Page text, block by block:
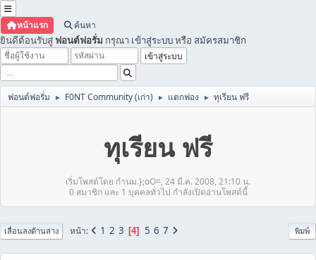
หน้าแรก ค้นหา
ยินดีต้อนรับสู่ ฟอนต์ฟอรั่ม กรุณา เข้าสู่ระบบหรือ สมัครสมาชิก
ฟอนต์ฟอรั่ม ► F0NT Community (เก่า) ► แตกฟอง ► ทุเรียน ฟรี
ทุเรียน ฟรี
เริ่มโพสต์โดย กำนม.};oO=, 24 มี.ค. 2008, 21:10 น.
0 สมาชิก และ 1 บุคคลทั่วไป กำลังเปิดอ่านโพสต์นี้
พิมพ์
เลื่อนลงด้านล่าง หน้า 1 2 3 4 5 6 7